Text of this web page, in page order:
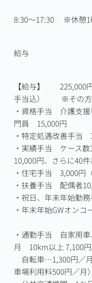
8:30～17:30　 ※休憩1
給与
【給与】　　
手当込）　　 ※その
・資格手当　介護支
門員　15,000円
・特定処遇改善手当
・実績手当　ケース
10,000円、さらに40
・住宅手当　3,000円
・扶養手当　配偶者
・祝日、年末年始勤
・年末年始GWオン
・通勤手当　自家用
月　10km以上 7,100
自転車…1,300円／
車場利用料500円／月）